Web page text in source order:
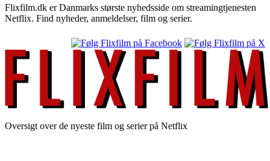
Flixfilm.dk er Danmarks største nyhedsside om streamingtjenesten
Netflix. Find nyheder, anmeldelser, film og serier.
Oversigt over de nyeste film og serier på Netflix